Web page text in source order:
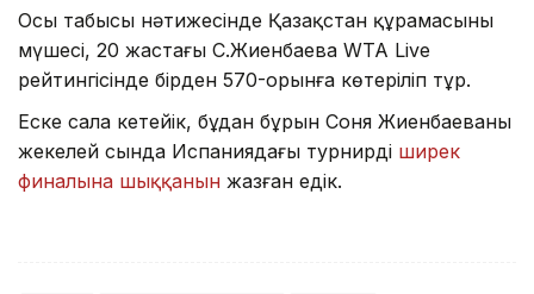
Осы табысы нәтижесінде Қазақстан құрамасының
мүшесі, 20 жастағы С.Жиенбаева WTA Live
рейтингісінде бірден 570-орынға көтеріліп тұр.
Еске сала кетейік, бұдан бұрын Соня Жиенбаеваның
жекелей сында Испаниядағы турнирдің ширек
финалына шыққанын жазған едік.